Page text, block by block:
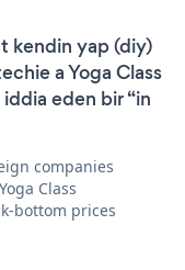
kendin yap (diy)
a Yoga Class
eden bir “in
companies
Class
bottom prices